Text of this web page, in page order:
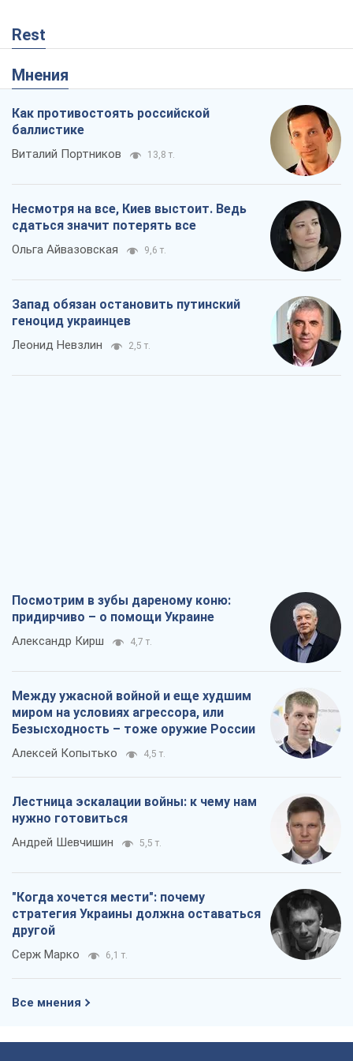
Rest
Мнения
Как противостоять российской
баллистике
Виталий Портников 13,8 т.
Несмотря на все, Киев выстоит. Ведь
сдаться значит потерять все
Ольга Айвазовская 9,6 т.
Запад обязан остановить путинский
геноцид украинцев
Леонид Невзлин 2,5 т.
Посмотрим в зубы дареному коню:
придирчиво – о помощи Украине
Александр Кирш 4,7 т.
Между ужасной войной и еще худшим
миром на условиях агрессора, или
Безысходность – тоже оружие России
Алексей Копытько 4,5 т.
Лестница эскалации войны: к чему нам
нужно готовиться
Андрей Шевчишин 5,5 т.
"Когда хочется мести": почему
стратегия Украины должна оставаться
другой
Серж Марко 6,1 т.
Все мнения